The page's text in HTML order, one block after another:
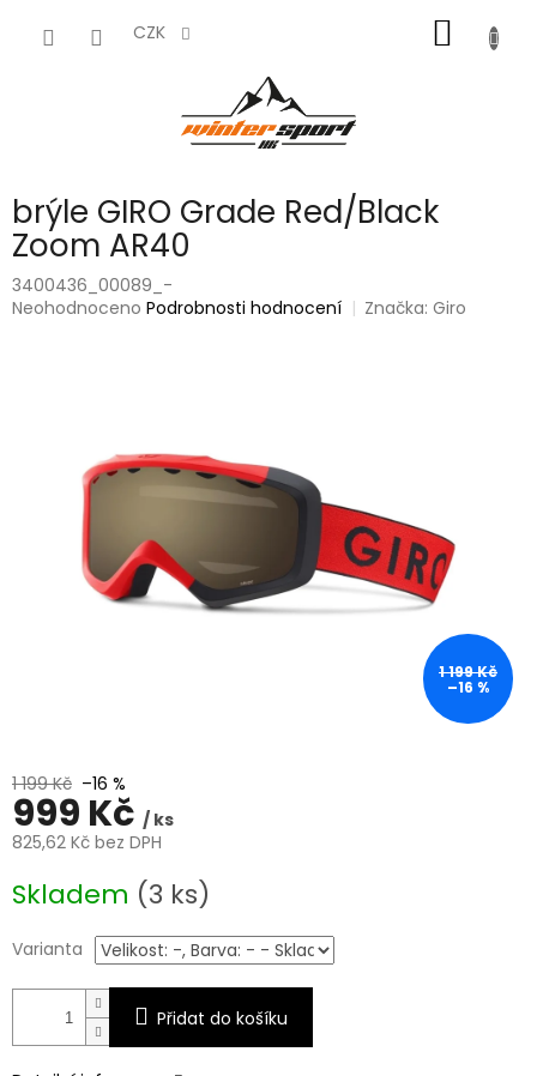
CZK
KOŠÍK
brýle GIRO Grade Red/Black
Zoom AR40
3400436_00089_-
Průměrné
hvězdiček.
Neohodnoceno Podrobnosti hodnocení Značka:Giro
1 199 Kč
–16 %
1 199 Kč –16 %
999 Kč / ks
825,62 Kč bez DPH
cena:
Skladem (3 ks)
Varianta
Přidat do košíku